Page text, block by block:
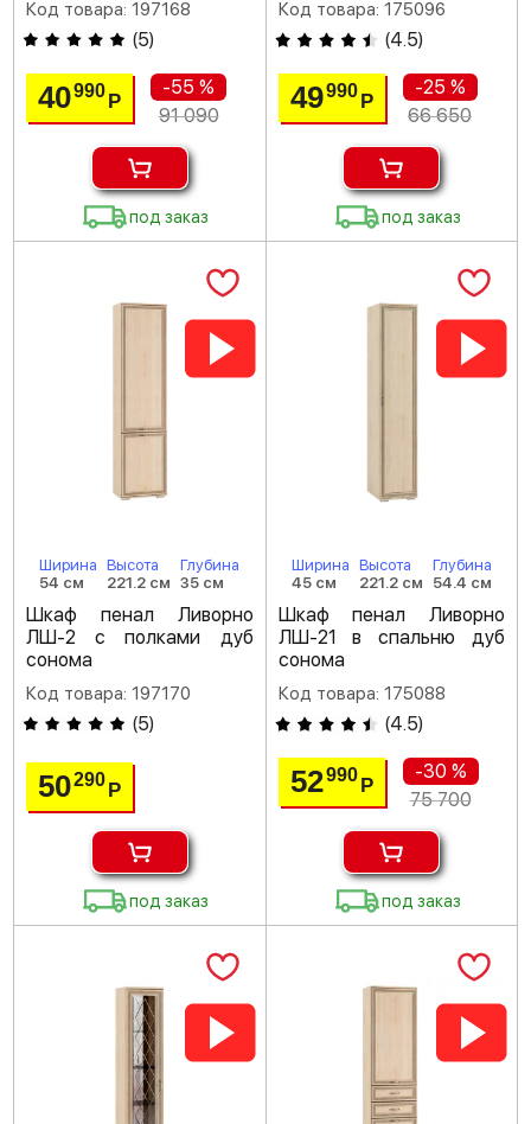
Код товара: 197168
(5)
40990Р
-55 %
91 090
под заказ
Код товара: 175096
(4.5)
49990 Р
-25 %
66 650
под заказ
Ширина
54 см
Высота
221.2 см
Глубина
35 см
Шкаф пенал Ливорно
ЛШ-2 с полками дуб
сонома
Код товара: 197170
(5)
50290Р
под заказ
Ширина
45 см
Высота
221.2 см
Глубина
54.4 см
Шкаф пенал Ливорно
ЛШ-21 в спальню дуб
сонома
Код товара: 175088
(4.5)
52990 Р
-30 %
75 700
под заказ